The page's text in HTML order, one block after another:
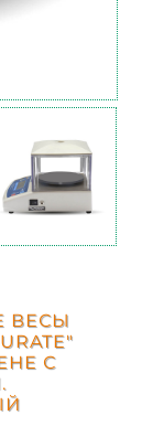
ВЕСЫ
С